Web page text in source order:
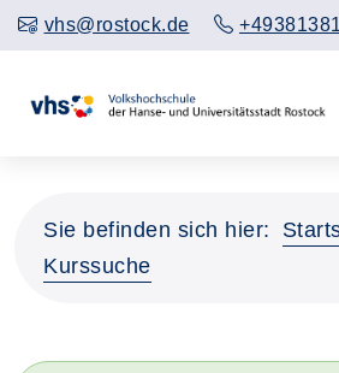
vhs@rostock.de
Sie befinden sich hier:
Kurssuche